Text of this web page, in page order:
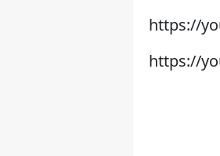
https://
https://